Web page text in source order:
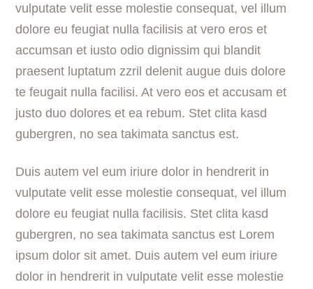
vulputate velit esse molestie consequat, vel illum
dolore eu feugiat nulla facilisis at vero eros et
accumsan et iusto odio dignissim qui blandit
praesent luptatum zzril delenit augue duis dolore
te feugait nulla facilisi. At vero eos et accusam et
justo duo dolores et ea rebum. Stet clita kasd
gubergren, no sea takimata sanctus est.
Duis autem vel eum iriure dolor in hendrerit in
vulputate velit esse molestie consequat, vel illum
dolore eu feugiat nulla facilisis. Stet clita kasd
gubergren, no sea takimata sanctus est Lorem
ipsum dolor sit amet. Duis autem vel eum iriure
dolor in hendrerit in vulputate velit esse molestie